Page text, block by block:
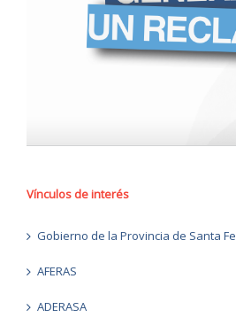
Vínculos de interés
Gobierno de la Provincia de Santa Fe
AFERAS
ADERASA